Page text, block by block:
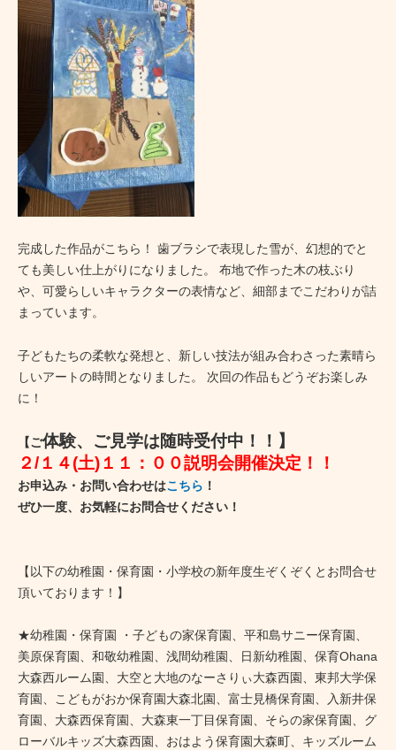
完成した作品がこちら！ 歯ブラシで表現した雪が、幻想的でと
ても美しい仕上がりになりました。 布地で作った木の枝ぶり
や、可愛らしいキャラクターの表情など、細部までこだわりが詰
まっています。
子どもたちの柔軟な発想と、新しい技法が組み合わさった素晴ら
しいアートの時間となりました。 次回の作品もどうぞお楽しみ
に！
【ご体験、ご見学は随時受付中！！】
２/１４(土)１１：００説明会開催決定！！
お申込み・お問い合わせはこちら ！
ぜひ一度、お気軽にお問合せください！
【以下の幼稚園・保育園・小学校の新年度生ぞくぞくとお問合せ
頂いております！】
★幼稚園・保育園 ・子どもの家保育園、平和島サニー保育園、
美原保育園、和敬幼稚園、浅間幼稚園、日新幼稚園、保育Ohana
大森西ルーム園、大空と大地のなーさりぃ大森西園、東邦大学保
育園、こどもがおか保育園大森北園、富士見橋保育園、入新井保
育園、大森西保育園、大森東一丁目保育園、そらの家保育園、グ
ローバルキッズ大森西園、おはよう保育園大森町、キッズルーム